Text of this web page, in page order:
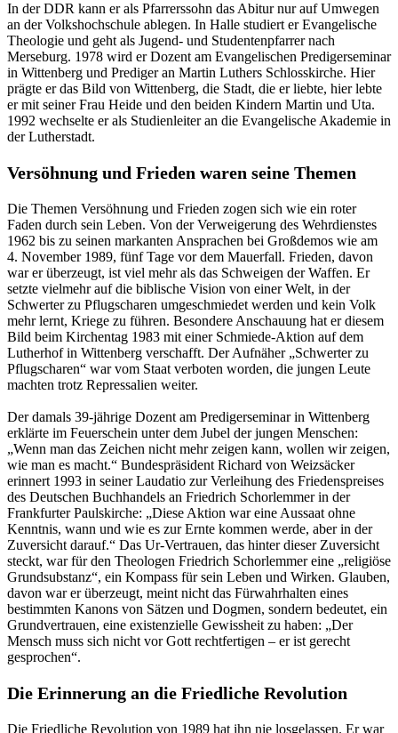
In der DDR kann er als Pfarrerssohn das Abitur nur auf Umwegen
an der Volkshochschule ablegen. In Halle studiert er Evangelische
Theologie und geht als Jugend- und Studentenpfarrer nach
Merseburg. 1978 wird er Dozent am Evangelischen Predigerseminar
in Wittenberg und Prediger an Martin Luthers Schlosskirche. Hier
prägte er das Bild von Wittenberg, die Stadt, die er liebte, hier lebte
er mit seiner Frau Heide und den beiden Kindern Martin und Uta.
1992 wechselte er als Studienleiter an die Evangelische Akademie in
der Lutherstadt.
Versöhnung und Frieden waren seine Themen
Die Themen Versöhnung und Frieden zogen sich wie ein roter
Faden durch sein Leben. Von der Verweigerung des Wehrdienstes
1962 bis zu seinen markanten Ansprachen bei Großdemos wie am
4. November 1989, fünf Tage vor dem Mauerfall. Frieden, davon
war er überzeugt, ist viel mehr als das Schweigen der Waffen. Er
setzte vielmehr auf die biblische Vision von einer Welt, in der
Schwerter zu Pflugscharen umgeschmiedet werden und kein Volk
mehr lernt, Kriege zu führen. Besondere Anschauung hat er diesem
Bild beim Kirchentag 1983 mit einer Schmiede-Aktion auf dem
Lutherhof in Wittenberg verschafft. Der Aufnäher „Schwerter zu
Pflugscharen“ war vom Staat verboten worden, die jungen Leute
machten trotz Repressalien weiter.
Der damals 39-jährige Dozent am Predigerseminar in Wittenberg
erklärte im Feuerschein unter dem Jubel der jungen Menschen:
„Wenn man das Zeichen nicht mehr zeigen kann, wollen wir zeigen,
wie man es macht.“ Bundespräsident Richard von Weizsäcker
erinnert 1993 in seiner Laudatio zur Verleihung des Friedenspreises
des Deutschen Buchhandels an Friedrich Schorlemmer in der
Frankfurter Paulskirche: „Diese Aktion war eine Aussaat ohne
Kenntnis, wann und wie es zur Ernte kommen werde, aber in der
Zuversicht darauf.“ Das Ur-Vertrauen, das hinter dieser Zuversicht
steckt, war für den Theologen Friedrich Schorlemmer eine „religiöse
Grundsubstanz“, ein Kompass für sein Leben und Wirken. Glauben,
davon war er überzeugt, meint nicht das Fürwahrhalten eines
bestimmten Kanons von Sätzen und Dogmen, sondern bedeutet, ein
Grundvertrauen, eine existenzielle Gewissheit zu haben: „Der
Mensch muss sich nicht vor Gott rechtfertigen – er ist gerecht
gesprochen“.
Die Erinnerung an die Friedliche Revolution
Die Friedliche Revolution von 1989 hat ihn nie losgelassen. Er war